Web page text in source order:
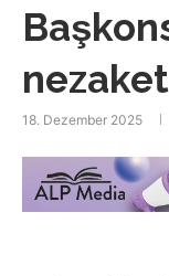
18. Dezember 2025